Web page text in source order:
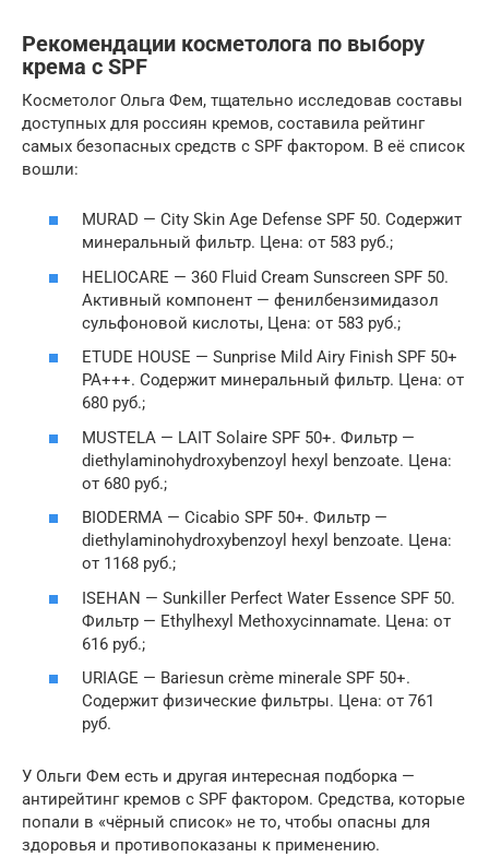
Рекомендации косметолога по выбору
крема с SPF
Косметолог Ольга Фем, тщательно исследовав составы
доступных для россиян кремов, составила рейтинг
самых безопасных средств с SPF фактором. В её список
вошли:
MURAD — City Skin Age Defense SPF 50. Содержит
минеральный фильтр. Цена: от 583 руб.;
HELIOCARE — 360 Fluid Cream Sunscreen SPF 50.
Активный компонент — фенилбензимидазол
сульфоновой кислоты, Цена: от 583 руб.;
ETUDE HOUSE — Sunprise Mild Airy Finish SPF 50+
PA+++. Содержит минеральный фильтр. Цена: от
680 руб.;
MUSTELA — LAIT Solaire SPF 50+. Фильтр —
diethylaminohydroxybenzoyl hexyl benzoate. Цена:
от 680 руб.;
BIODERMA — Cicabio SPF 50+. Фильтр —
diethylaminohydroxybenzoyl hexyl benzoate. Цена:
от 1168 руб.;
ISEHAN — Sunkiller Perfect Water Essence SPF 50.
Фильтр — Ethylhexyl Methoxycinnamate. Цена: от
616 руб.;
URIAGE — Bariesun crème minerale SPF 50+.
Содержит физические фильтры. Цена: от 761
руб.
У Ольги Фем есть и другая интересная подборка —
антирейтинг кремов с SPF фактором. Средства, которые
попали в «чёрный список» не то, чтобы опасны для
здоровья и противопоказаны к применению.